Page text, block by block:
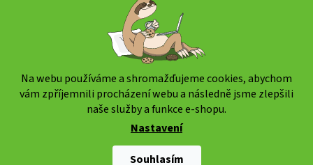
Na webu používáme a shromažďujeme cookies, abychom
vám zpříjemnili procházení webu a následně jsme zlepšili
naše služby a funkce e-shopu.
Nastavení
Souhlasím
www.weedshop.cz
vyhrazena.
Upravit nastavení cookies